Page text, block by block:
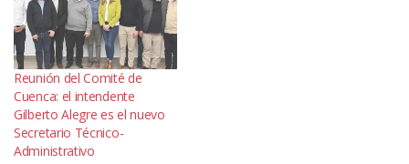
Reunión del Comité de
Cuenca: el intendente
Gilberto Alegre es el nuevo
Secretario Técnico-
Administrativo